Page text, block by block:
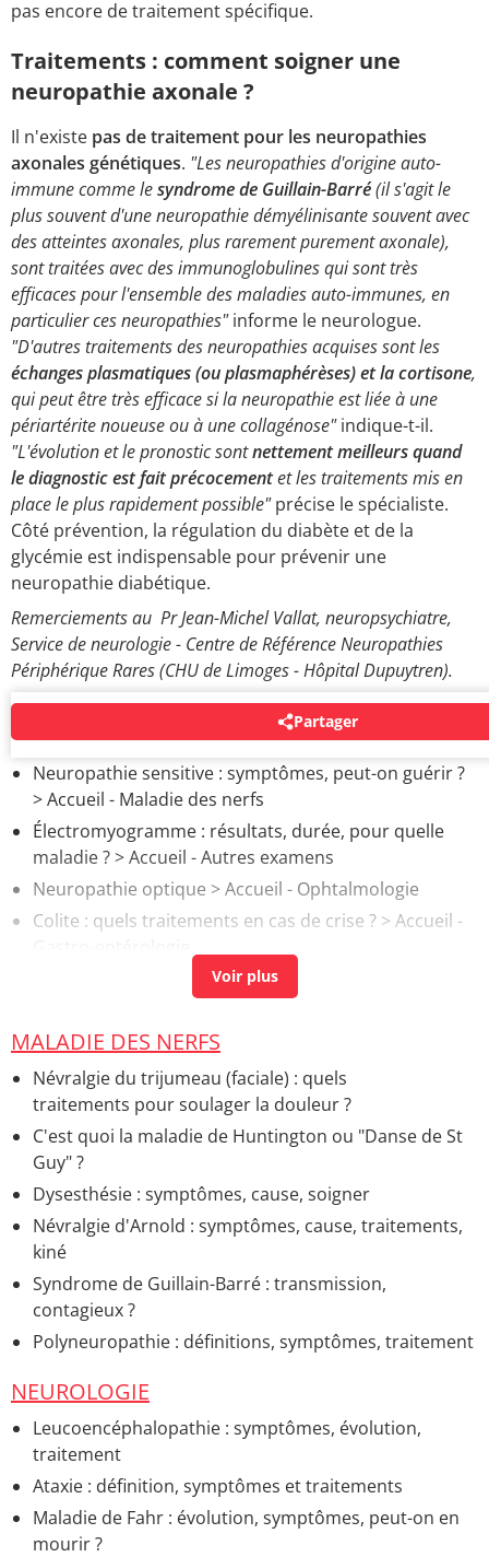
pas encore de traitement spécifique.
Traitements : comment soigner une
neuropathie axonale ?
Il n'existe pas de traitement pour les neuropathies
axonales génétiques. "Les neuropathies d'origine auto-
immune comme lesyndrome de Guillain-Barré(il s'agit le
plus souvent d'une neuropathie démyélinisante souvent avec
des atteintes axonales, plus rarement purement axonale),
sont traitées avec des immunoglobulines qui sont très
efficaces pour l'ensemble des maladies auto-immunes, en
particulier ces neuropathies"informe le neurologue.
"D'autres traitements des neuropathies acquises sont les
échanges plasmatiques (ou plasmaphérèses) et la cortisone,
qui peut être très efficace si la neuropathie est liée à une
périartérite noueuse ou à une collagénose"indique-t-il.
"L'évolution et le pronostic sontnettement meilleurs quand
le diagnostic est fait précocementet les traitements mis en
place le plus rapidement possible"précise le spécialiste.
Côté prévention, la régulation du diabète et de la
glycémie est indispensable pour prévenir une
neuropathie diabétique.
Remerciements au Pr Jean-Michel Vallat, neuropsychiatre,
Service de neurologie - Centre de Référence Neuropathies
Périphérique Rares (CHU de Limoges - Hôpital Dupuytren).
Partager
AUTOUR DU MÊME SUJET
Neuropathie sensitive : symptômes, peut-on guérir ?
> Accueil - Maladie des nerfs
Électromyogramme : résultats, durée, pour quelle
maladie ?> Accueil - Autres examens
Neuropathie optique > Accueil - Ophtalmologie
Colite : quels traitements en cas de crise ? > Accueil -
Neuropathie périphérique et stress
9 traitements sans ordonnance pour une mycose
Membres supérieurs (bras) : définition, schéma
Herpès : quels traitements pour en guérir
définitivement ?
peau
Econazole : indications, mycose, sans ordonnance>
Accueil - Principes et substances actives
Verrue plantaire : photo, morte, noire, comment
l'enlever ?> Accueil - Podologie
MALADIE DES NERFS
Névralgie du trijumeau (faciale) : quels
traitements pour soulager la douleur ?
C'est quoi la maladie de Huntington ou "Danse de St
Guy" ?
Dysesthésie : symptômes, cause, soigner
Névralgie d'Arnold : symptômes, cause, traitements,
kiné
Syndrome de Guillain-Barré : transmission,
contagieux ?
Polyneuropathie : définitions, symptômes, traitement
NEUROLOGIE
Leucoencéphalopathie : symptômes, évolution,
traitement
Ataxie : définition, symptômes et traitements
Maladie de Fahr : évolution, symptômes, peut-on en
mourir ?